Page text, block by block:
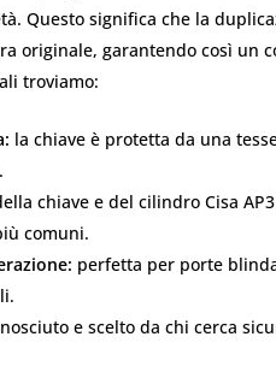
Questo significa che la
originale, garantendo così un
troviamo:
la chiave è protetta da una
chiave e del cilindro Cisa
comuni.
perfetta per porte
e scelto da chi cerca